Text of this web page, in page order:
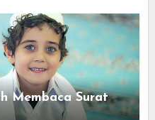
Membaca Surat